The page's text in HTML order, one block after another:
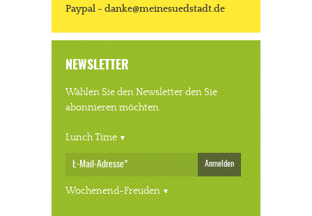
Paypal - danke@meinesuedstadt.de
NEWSLETTER
Wählen Sie den Newsletter den Sie
abonnieren möchten.
Lunch Time
Anmelden
Wochenend-Freuden